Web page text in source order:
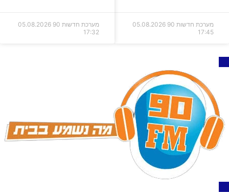
מערכת חדשות 90
05.08.2026
17:45
מערכת חדשות 90
05.08.2026
17:32